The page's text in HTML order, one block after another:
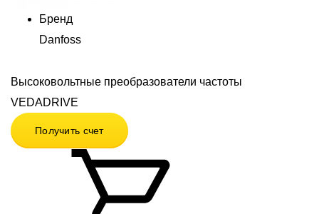
Бренд
Danfoss
Высоковольтные преобразователи частоты
VEDADRIVE
Получить счет